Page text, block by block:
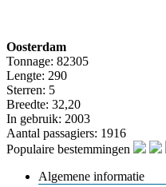
Oosterdam
Tonnage: 82305
Lengte: 290
Sterren: 5
Breedte: 32,20
In gebruik: 2003
Aantal passagiers: 1916
Populaire bestemmingen
Algemene informatie